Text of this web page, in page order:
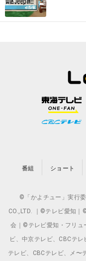
番組 ショート
©「かよチュー」実行
CO.,LTD. ｜©テレビ愛知
会｜©テレビ愛知・フリュ
ビ、中京テレビ、CBCテ
テレビ、CBCテレビ、メ